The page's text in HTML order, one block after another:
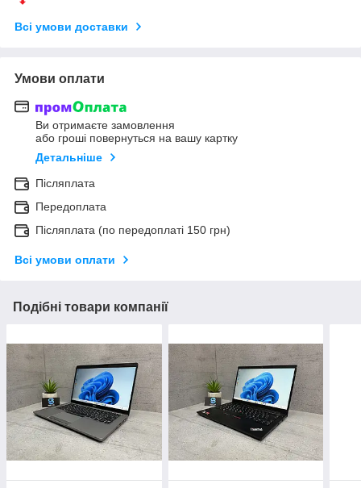
Всі умови доставки
Умови оплати
Ви отримаєте замовлення
або гроші повернуться на вашу картку
Детальніше
Післяплата
Передоплата
Післяплата (по передоплаті 150 грн)
Всі умови оплати
Подібні товари компанії